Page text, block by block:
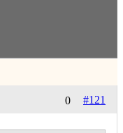
#121
0